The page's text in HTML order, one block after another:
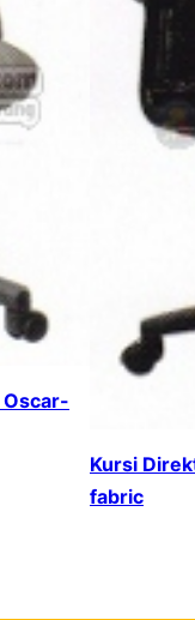
Oscar-
Kursi
fabric